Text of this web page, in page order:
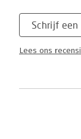
Schrijf een
Lees ons